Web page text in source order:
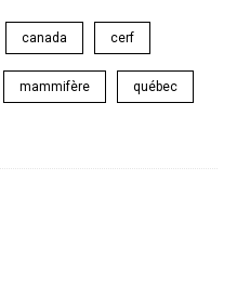
canada cerf
mammifère québec